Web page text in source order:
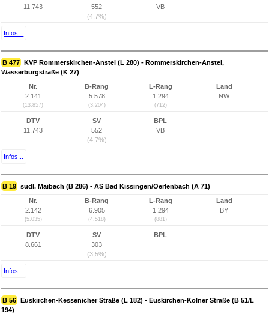
11.743
552
(4,7%)
VB
Infos...
B 477 KVP Rommerskirchen-Anstel (L 280) - Rommerskirchen-Anstel,
Wasserburgstraße (K 27)
Nr.
2.141
(13.857)
B-Rang
5.578
(3.204)
L-Rang
1.294
(712)
Land
NW
DTV
11.743
SV
552
(4,7%)
BPL
VB
Infos...
B 19 südl. Maibach (B 286) - AS Bad Kissingen/Oerlenbach (A 71)
Nr.
2.142
(5.035)
B-Rang
6.905
(4.518)
L-Rang
1.294
(881)
Land
BY
DTV
8.661
SV
303
(3,5%)
BPL
Infos...
B 56 Euskirchen-Kessenicher Straße (L 182) - Euskirchen-Kölner Straße (B 51/L
194)